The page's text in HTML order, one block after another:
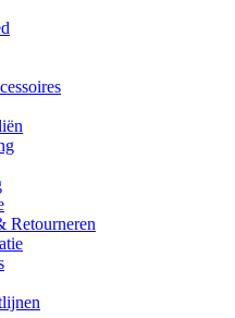
Retourneren